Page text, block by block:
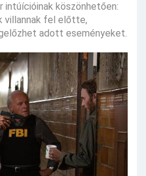
köszönhetően:
villannak fel előtte,
adott eseményeket.